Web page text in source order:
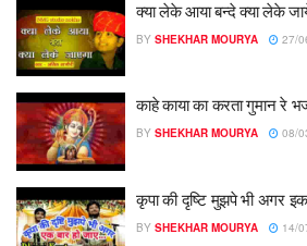
क्या लेके आया बन्दे क्या लेके
BY SHEKHAR MOURYA 27/
काहे काया का करता गुमान रे
BY SHEKHAR MOURYA 08/
कृपा की दृष्टि मुझपे भी अगर
BY SHEKHAR MOURYA 14/